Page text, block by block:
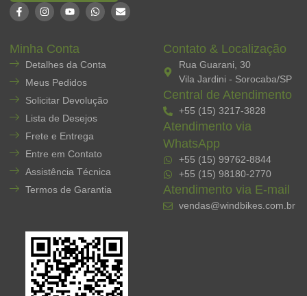
Minha Conta
Detalhes da Conta
Meus Pedidos
Solicitar Devolução
Lista de Desejos
Frete e Entrega
Entre em Contato
Assistência Técnica
Termos de Garantia
Contato & Localização
Rua Guarani, 30
Vila Jardini - Sorocaba/SP
Central de Atendimento
+55 (15) 3217-3828
Atendimento via
WhatsApp
+55 (15) 99762-8844
+55 (15) 98180-2770
Atendimento via E-mail
vendas@windbikes.com.br